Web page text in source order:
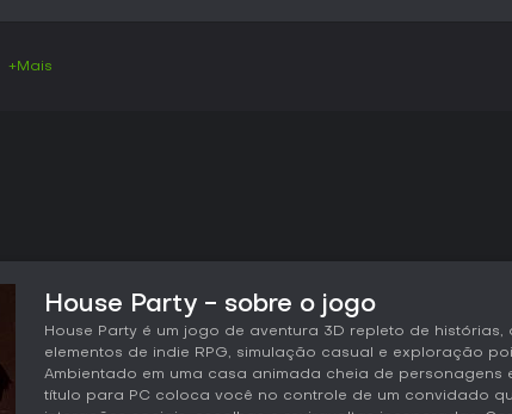
+Mais
House Party - sobre o jogo
House Party é um jogo de aventura 3D repleto de histórias,
elementos de indie RPG, simulação casual e exploração
Ambientado em uma casa animada cheia de personagens
título para PC coloca você no controle de um convidado